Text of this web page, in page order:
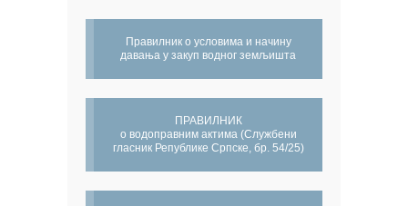
Правилник о условима и начину
давања у закуп водног земљишта
ПРАВИЛНИК
о водоправним актима (Службени
гласник Републике Српске, бр. 54/25)